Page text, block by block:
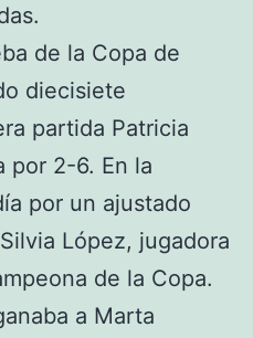
de la Copa de
diecisiete
partida Patricia
por 2-6. En la
por un ajustado
López, jugadora
de la Copa.
a Marta